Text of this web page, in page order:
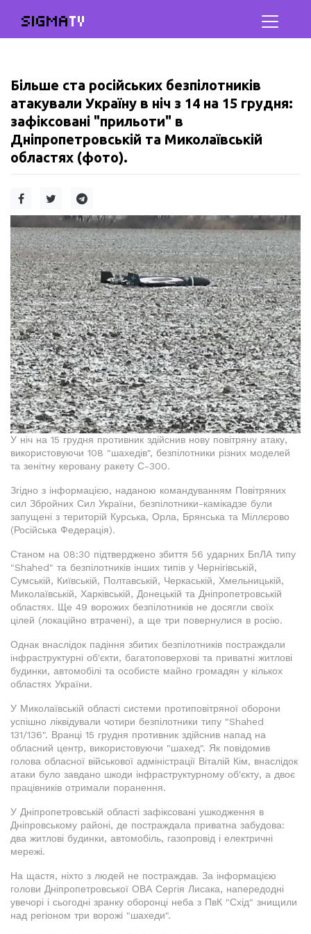
SIGMATV
Більше ста російських безпілотників
атакували Україну в ніч з 14 на 15 грудня:
зафіксовані "прильоти" в
Дніпропетровській та Миколаївській
областях (фото).
У ніч на 15 грудня противник здійснив нову повітряну атаку,
використовуючи 108 "шахедів", безпілотники різних моделей
та зенітну керовану ракету С-300.
Згідно з інформацією, наданою командуванням Повітряних
сил Збройних Сил України, безпілотники-камікадзе були
запущені з територій Курська, Орла, Брянська та Міллєрово
(Російська Федерація).
Станом на 08:30 підтверджено збиття 56 ударних БпЛА типу
"Shahed" та безпілотників інших типів у Чернігівській,
Сумській, Київській, Полтавській, Черкаській, Хмельницькій,
Миколаївській, Харківській, Донецькій та Дніпропетровській
областях. Ще 49 ворожих безпілотників не досягли своїх
цілей (локаційно втрачені), а ще три повернулися в росію.
Однак внаслідок падіння збитих безпілотників постраждали
інфраструктурні об'єкти, багатоповерхові та приватні житлові
будинки, автомобілі та особисте майно громадян у кількох
областях України.
У Миколаївській області системи протиповітряної оборони
успішно ліквідували чотири безпілотники типу "Shahed
131/136". Вранці 15 грудня противник здійснив напад на
обласний центр, використовуючи "шахед". Як повідомив
голова обласної військової адміністрації Віталій Кім, внаслідок
атаки було завдано шкоди інфраструктурному об'єкту, а двоє
працівників отримали поранення.
У Дніпропетровській області зафіксовані ушкодження в
Дніпровському районі, де постраждала приватна забудова:
два житлові будинки, автомобіль, газопровід і електричні
мережі.
На щастя, ніхто з людей не постраждав. За інформацією
голови Дніпропетровської ОВА Сергія Лисака, напередодні
увечорі і сьогодні зранку оборонці неба з ПвК "Схід" знищили
над регіоном три ворожі "шахеди".